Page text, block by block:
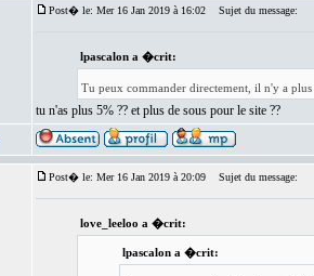
Post� le: Mer 16 Jan 2019 à 16:02 Sujet du message:
lpascalon a �crit:
Tu peux commander directement, il n'y a
tu n'as plus 5% ?? et plus de sous pour le site ??
Post� le: Mer 16 Jan 2019 à 20:09 Sujet du message:
love_leeloo a �crit:
lpascalon a �crit: